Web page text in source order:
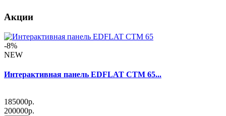
Акции
-8%
NEW
Интерактивная панель EDFLAT CTM 65...
185000р.
200000р.